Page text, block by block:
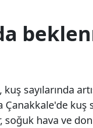
sayılarında
kuş
hava ve don